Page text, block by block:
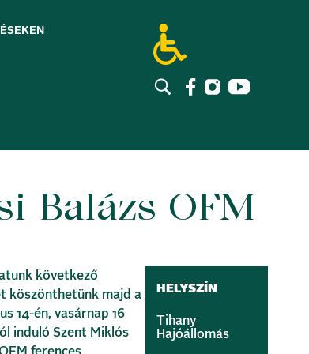
EN
Balázs OFM
következő
köszönthetünk majd a
14-én, vasárnap 16
induló Szent Miklós
HELYSZÍN
Tihany
Hajóállomás